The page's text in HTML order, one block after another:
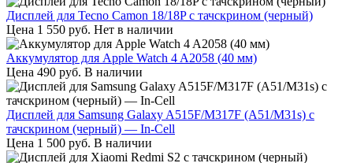
Дисплей для Tecno Camon 18/18P с тачскрином (черный)
Цена 1 550 руб. Нет в наличии
Аккумулятор для Apple Watch 4 A2058 (40 мм)
Цена 490 руб. В наличии
Дисплей для Samsung Galaxy A515F/M317F (A51/M31s) с
тачскрином (черный) — In-Cell
Цена 1 500 руб. В наличии